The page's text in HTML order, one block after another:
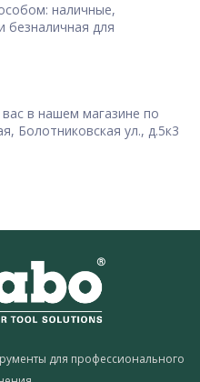
наличные,
безналичная для
в нашем магазине по
Болотниковская ул., д.5к3
для профессионального